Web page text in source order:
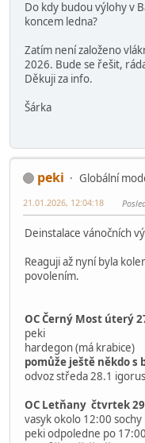
Iva
2 lidem se to líbí.
Ahoj, dotaz asi
Do kdy budou výlohy v
Zatím není založeno
2026. Bude se řešit,
Šárka
peki
Globální
21.01.2026, 12:04:18
Deinstalace vánočních
Reaguji až nyní byla